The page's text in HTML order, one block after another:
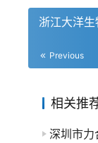
浙江大洋
Previous
相关推
深圳市力